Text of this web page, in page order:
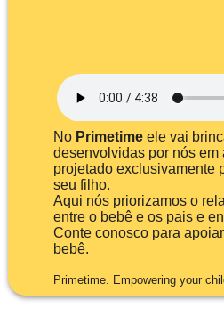
No Primetimeele vai
desenvolvidas por nós em
projetado exclusivamente
seu filho.
Aqui nós priorizamos o
entre o bebê e os pais e
Conte conosco para
bebê.
Primetime. Empowering your